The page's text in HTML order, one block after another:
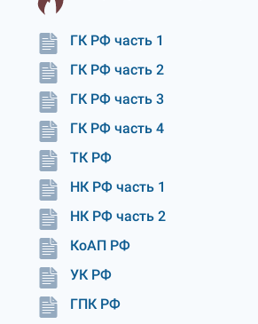
ГК РФ часть 1
ГК РФ часть 2
ГК РФ часть 3
ГК РФ часть 4
ТК РФ
НК РФ часть 1
НК РФ часть 2
КоАП РФ
УК РФ
ГПК РФ